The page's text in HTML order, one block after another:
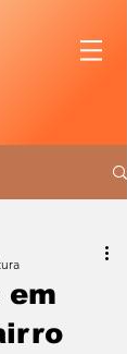
em